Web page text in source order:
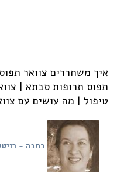
איך משחררים צוואר
תפוס תרופות סבתא |
טיפול | מה עושים עם
כתבה -